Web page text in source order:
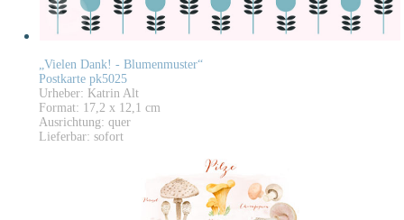
„Vielen Dank! - Blumenmuster“
Postkarte pk5025
Urheber: Katrin Alt
Format: 17,2 x 12,1 cm
Ausrichtung: quer
Lieferbar: sofort